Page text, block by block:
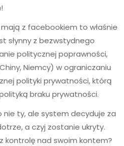
z facebookiem to właśnie
słynny z bezwstydnego
politycznej poprawności,
Niemcy) w ograniczaniu
polityki prywatności, którą
braku prywatności.
nie ty, ale system decyduje za
a czyj zostanie ukryty.
kontrolę nad swoim kontem?